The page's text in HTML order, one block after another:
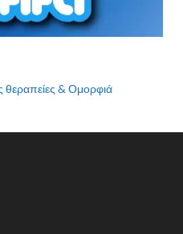
θεραπείες & Ομορφιά